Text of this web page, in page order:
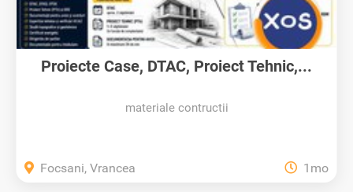
Proiecte Case, DTAC, Proiect Tehnic,...
materiale contructii
Focsani, Vrancea 1mo